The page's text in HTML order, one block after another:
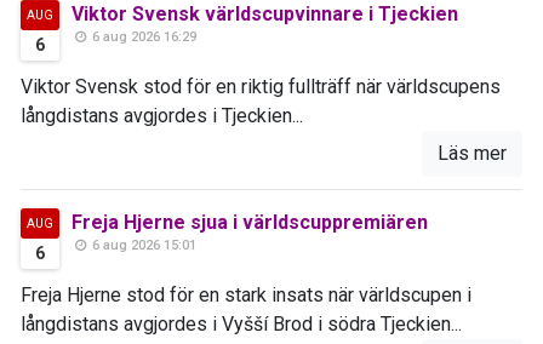
AUG
6
Viktor Svensk världscupvinnare i Tjeckien
6 aug 2026 16:29
Viktor Svensk stod för en riktig fullträff när världscupens
långdistans avgjordes i Tjeckien...
Läs mer
AUG
6
Freja Hjerne sjua i världscuppremiären
6 aug 2026 15:01
Freja Hjerne stod för en stark insats när världscupen i
långdistans avgjordes i Vyšší Brod i södra Tjeckien...